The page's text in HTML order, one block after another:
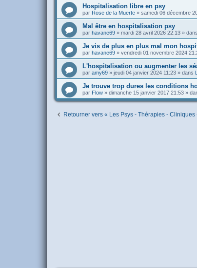
Hospitalisation libre en psy
par Rose de la Muerte » samedi 06 décembre
Mal être en hospitalisation psy
par havane69 » mardi 28 avril 2026 22:13 » dans
Je vis de plus en plus mal mon
par havane69 » vendredi 01 novembre 2024
L'hospitalisation ou augmenter les
par amy69 » jeudi 04 janvier 2024 11:23 » dans
Je trouve trop dures les conditions
par Flow » dimanche 15 janvier 2017 21:53 »
Retourner vers « Les Psys - Thérapies -